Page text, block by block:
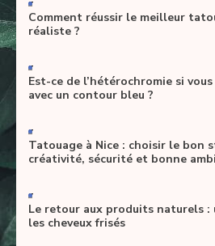
Comment réussir le meilleur
réaliste ?
-
Est-ce de l’hétérochromie si
avec un contour bleu ?
-
Tatouage à Nice : choisir le bon
créativité, sécurité et bonne
-
Le retour aux produits naturels
les cheveux frisés